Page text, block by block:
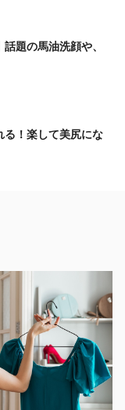
題の馬油洗顔や、
る！楽して美尻にな